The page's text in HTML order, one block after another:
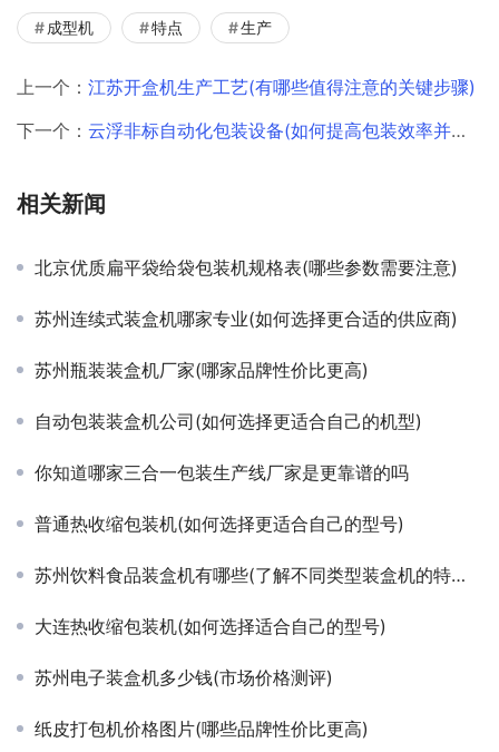
成型机 特点 生产
上一个： 江苏开盒机生产工艺(有哪些值得注意的关键步骤)
下一个： 云浮非标自动化包装设备(如何提高包装效率并降低成本)
相关新闻
北京优质扁平袋给袋包装机规格表(哪些参数需要注意)
苏州连续式装盒机哪家专业(如何选择更合适的供应商)
苏州瓶装装盒机厂家(哪家品牌性价比更高)
自动包装装盒机公司(如何选择更适合自己的机型)
你知道哪家三合一包装生产线厂家是更靠谱的吗
普通热收缩包装机(如何选择更适合自己的型号)
苏州饮料食品装盒机有哪些(了解不同类型装盒机的特点和适用范围)
大连热收缩包装机(如何选择适合自己的型号)
苏州电子装盒机多少钱(市场价格测评)
纸皮打包机价格图片(哪些品牌性价比更高)